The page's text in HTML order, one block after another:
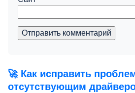
Отправить комментарий
🚀 Как исправить
отсутствующим